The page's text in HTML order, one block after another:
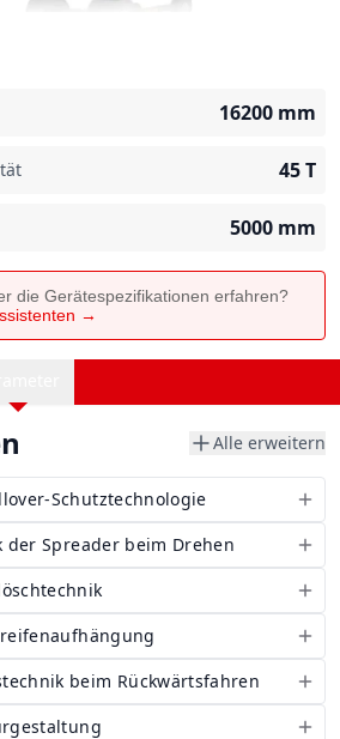
16200 mm
45T
5000 mm
die Gerätespezifikationen erfahren?
→
Alle erweitern
Schutztechnologie
Spreader beim Drehen
beim Rückwärtsfahren